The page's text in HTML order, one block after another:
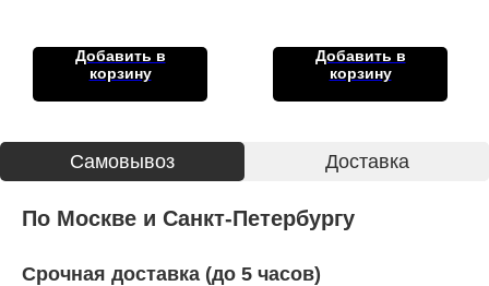
Добавить в
корзину
Добавить в
корзину
Cамовывоз Доставка
По Москве и Санкт-Петербургу
Срочная доставка (до 5 часов)